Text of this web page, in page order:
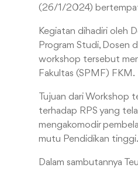
(26/1/2024) bertempat
Kegiatan dihadiri oleh
Program Studi, Dosen
workshop tersebut
Fakultas (SPMF) FKM.
Tujuan dari Workshop
terhadap RPS yang
mengakomodir
mutu Pendidikan tinggi.
Dalam sambutannya